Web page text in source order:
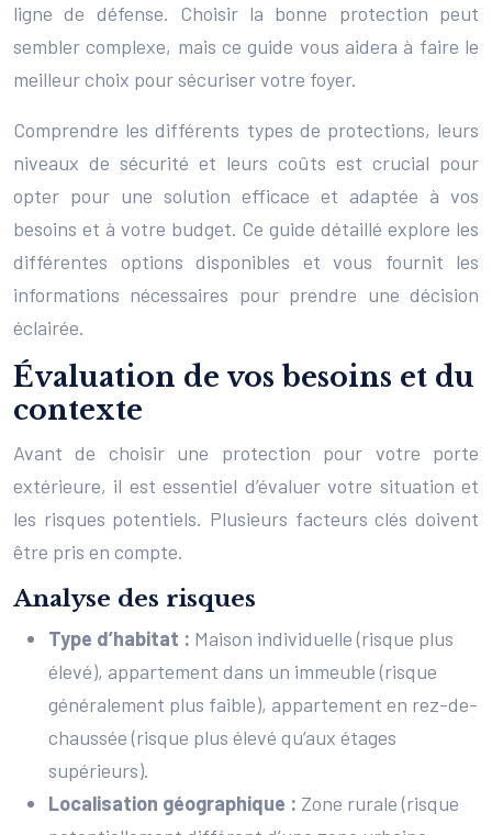
ligne de défense. Choisir la bonne protection peut
sembler complexe, mais ce guide vous aidera à faire le
meilleur choix pour sécuriser votre foyer.
Comprendre les différents types de protections, leurs
niveaux de sécurité et leurs coûts est crucial pour
opter pour une solution efficace et adaptée à vos
besoins et à votre budget. Ce guide détaillé explore les
différentes options disponibles et vous fournit les
informations nécessaires pour prendre une décision
éclairée.
Évaluation de vos besoins et du
contexte
Avant de choisir une protection pour votre porte
extérieure, il est essentiel d’évaluer votre situation et
les risques potentiels. Plusieurs facteurs clés doivent
être pris en compte.
Analyse des risques
Type d’habitat : Maison individuelle (risque plus
élevé), appartement dans un immeuble (risque
généralement plus faible), appartement en rez-de-
chaussée (risque plus élevé qu’aux étages
supérieurs).
Localisation géographique : Zone rurale (risque